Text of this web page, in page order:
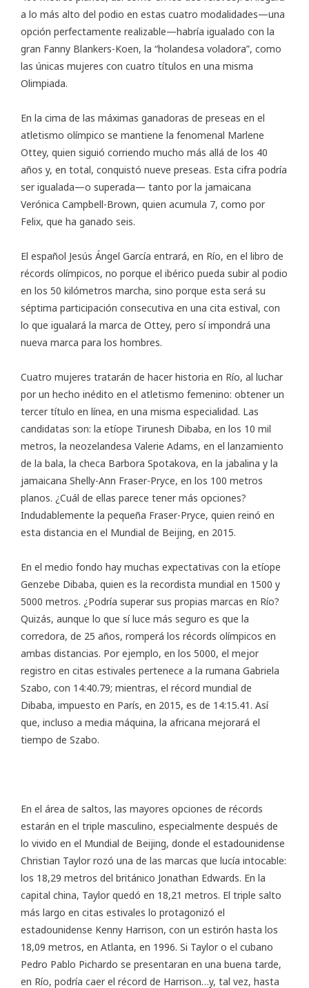
a lo más alto del podio en estas cuatro modalidades—una
opción perfectamente realizable—habría igualado con la
gran Fanny Blankers-Koen, la “holandesa voladora”, como
las únicas mujeres con cuatro títulos en una misma
Olimpiada.
En la cima de las máximas ganadoras de preseas en el
atletismo olímpico se mantiene la fenomenal Marlene
Ottey, quien siguió corriendo mucho más allá de los 40
años y, en total, conquistó nueve preseas. Esta cifra podría
ser igualada—o superada— tanto por la jamaicana
Verónica Campbell-Brown, quien acumula 7, como por
Felix, que ha ganado seis.
El español Jesús Ángel García entrará, en Río, en el libro de
récords olímpicos, no porque el ibérico pueda subir al podio
en los 50 kilómetros marcha, sino porque esta será su
séptima participación consecutiva en una cita estival, con
lo que igualará la marca de Ottey, pero sí impondrá una
nueva marca para los hombres.
Cuatro mujeres tratarán de hacer historia en Río, al luchar
por un hecho inédito en el atletismo femenino: obtener un
tercer título en línea, en una misma especialidad. Las
candidatas son: la etíope Tirunesh Dibaba, en los 10 mil
metros, la neozelandesa Valerie Adams, en el lanzamiento
de la bala, la checa Barbora Spotakova, en la jabalina y la
jamaicana Shelly-Ann Fraser-Pryce, en los 100 metros
planos. ¿Cuál de ellas parece tener más opciones?
Indudablemente la pequeña Fraser-Pryce, quien reinó en
esta distancia en el Mundial de Beijing, en 2015.
En el medio fondo hay muchas expectativas con la etíope
Genzebe Dibaba, quien es la recordista mundial en 1500 y
5000 metros. ¿Podría superar sus propias marcas en Río?
Quizás, aunque lo que sí luce más seguro es que la
corredora, de 25 años, romperá los récords olímpicos en
ambas distancias. Por ejemplo, en los 5000, el mejor
registro en citas estivales pertenece a la rumana Gabriela
Szabo, con 14:40.79; mientras, el récord mundial de
Dibaba, impuesto en París, en 2015, es de 14:15.41. Así
que, incluso a media máquina, la africana mejorará el
tiempo de Szabo.
En el área de saltos, las mayores opciones de récords
estarán en el triple masculino, especialmente después de
lo vivido en el Mundial de Beijing, donde el estadounidense
Christian Taylor rozó una de las marcas que lucía intocable:
los 18,29 metros del británico Jonathan Edwards. En la
capital china, Taylor quedó en 18,21 metros. El triple salto
más largo en citas estivales lo protagonizó el
estadounidense Kenny Harrison, con un estirón hasta los
18,09 metros, en Atlanta, en 1996. Si Taylor o el cubano
Pedro Pablo Pichardo se presentaran en una buena tarde,
en Río, podría caer el récord de Harrison…y, tal vez, hasta